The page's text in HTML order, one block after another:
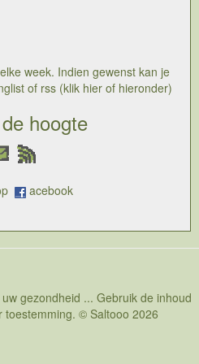
die de schadelijke uv stralen
voor het fenomeen is echter
zon en maan liggen op een
lijn en de schaduw van de
en zon ligt, is de
week. Indien gewenst kan je
of rss (klik hier of hieronder)
hoogte
acebook
gezondheid ... Gebruik de inhoud
toestemming. © Saltooo 2026